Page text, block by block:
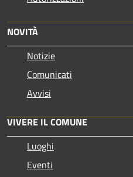
NOVITÀ
Notizie
Comunicati
Avvisi
VIVERE IL COMUNE
Luoghi
Eventi